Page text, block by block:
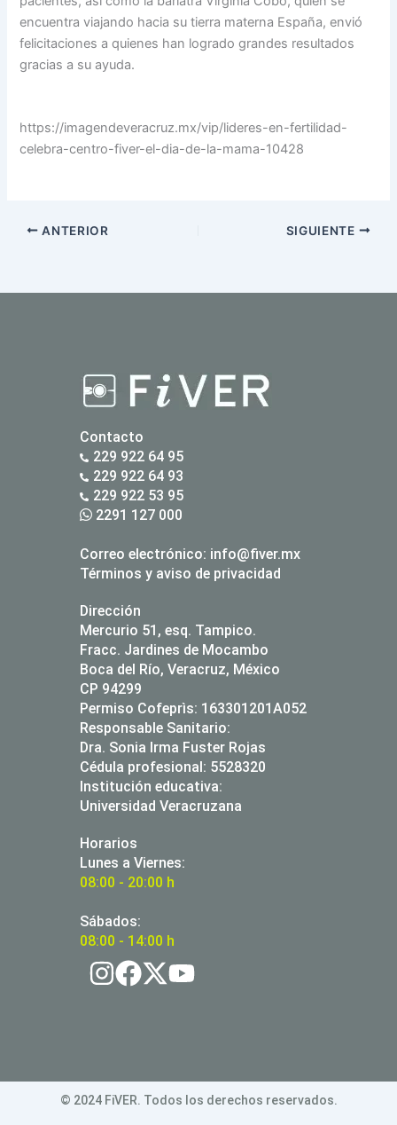
encuentra viajando hacia su tierra materna España, envió
felicitaciones a quienes han logrado grandes resultados
gracias a su ayuda.
https://imagendeveracruz.mx/vip/lideres-en-fertilidad-
celebra-centro-fiver-el-dia-de-la-mama-10428
ANTERIOR SIGUIENTE
Contacto
229 922 64 95
229 922 64 93
229 922 53 95
2291 127 000
Correo electrónico: info@fiver.mx
Términos y aviso de privacidad
Dirección
Mercurio 51, esq. Tampico.
Fracc. Jardines de Mocambo
Boca del Río, Veracruz, México
CP 94299
Permiso Cofeprìs: 163301201A052
Responsable Sanitario:
Dra. Sonia Irma Fuster Rojas
Cédula profesional: 5528320
Institución educativa:
Universidad Veracruzana
Horarios
Lunes a Viernes:
08:00 - 20:00 h
Sábados:
08:00 - 14:00 h
© 2024 FiVER. Todos los derechos reservados.